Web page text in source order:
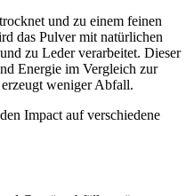
und zu einem feinen
das Pulver mit natürlichen
zu Leder verarbeitet. Dieser
Energie im Vergleich zur
weniger Abfall.
Impact auf verschiedene